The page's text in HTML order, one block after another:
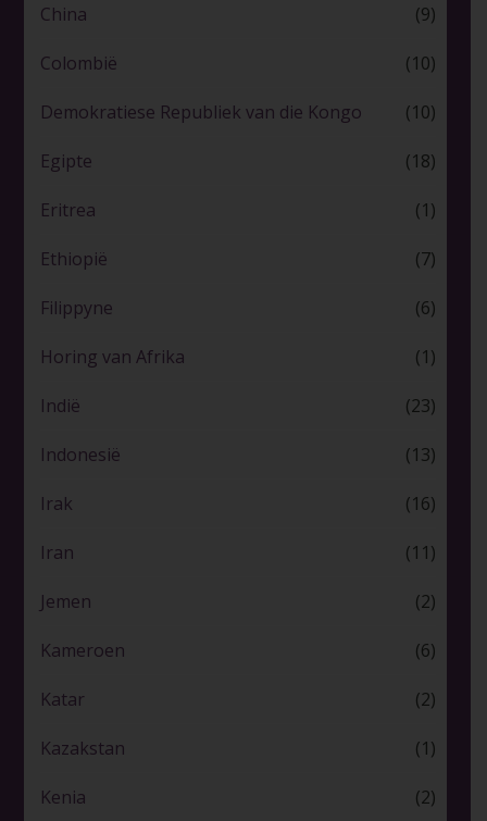
China (9)
Colombië (10)
Demokratiese Republiek van die Kongo (10)
Egipte (18)
Eritrea (1)
Ethiopië (7)
Filippyne (6)
Horing van Afrika (1)
Indië (23)
Indonesië (13)
Irak (16)
Iran (11)
Jemen (2)
Kameroen (6)
Katar (2)
Kazakstan (1)
Kenia (2)